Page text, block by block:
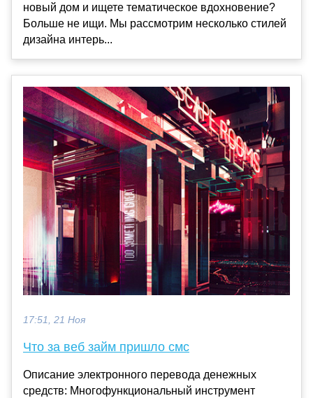
новый дом и ищете тематическое вдохновение?
Больше не ищи. Мы рассмотрим несколько стилей
дизайна интерь...
17:51, 21 Ноя
Что за веб займ пришло смс
Описание электронного перевода денежных
средств: Многофункциональный инструмент